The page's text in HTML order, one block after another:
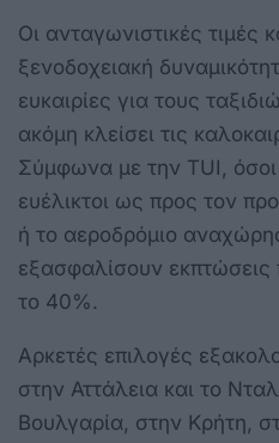
Οι ανταγωνιστικές τιμές
ξενοδοχειακή
ευκαιρίες για τους
ακόμη κλείσει τις
Σύμφωνα με την TUI, όσοι
ευέλικτοι ως προς τον
ή το αεροδρόμιο
εξασφαλίσουν
το 40%.
Αρκετές επιλογές
στην Αττάλεια και το
Βουλγαρία, στην Κρήτη,